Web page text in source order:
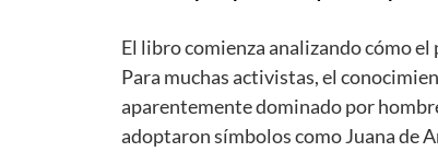
El libro comienza analizando cómo
Para muchas activistas, el
aparentemente dominado por
adoptaron símbolos como Juana de